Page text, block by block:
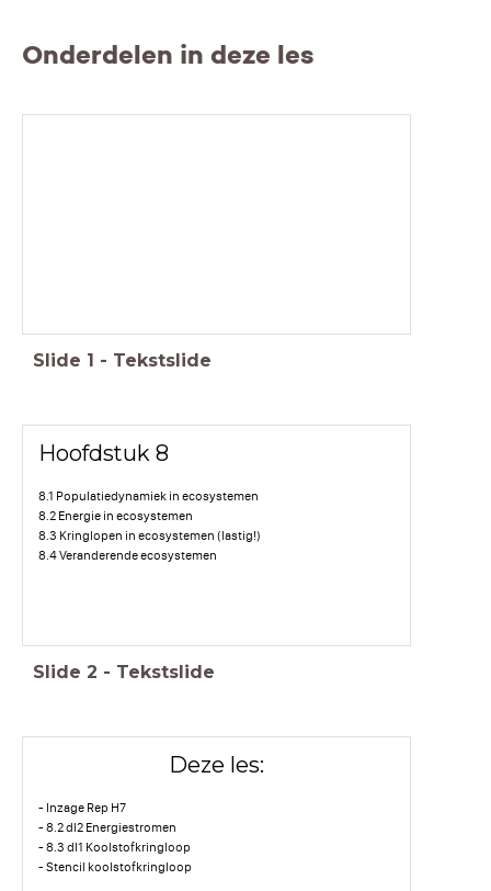
Onderdelen in deze les
Slide 1 - Tekstslide
Hoofdstuk 8
8.1 Populatiedynamiek in ecosystemen
8.2 Energie in ecosystemen
8.3 Kringlopen in ecosystemen (lastig!)
8.4 Veranderende ecosystemen
Slide 2 - Tekstslide
Deze les:
- Inzage Rep H7
- 8.2 dl2 Energiestromen
- 8.3 dl1 Koolstofkringloop
- Stencil koolstofkringloop